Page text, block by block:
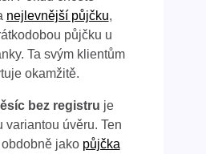
nejlevnější půjčku,
půjčku u
Ta svým klientům
okamžitě.
bez registru je
variantou úvěru. Ten
jako půjčka